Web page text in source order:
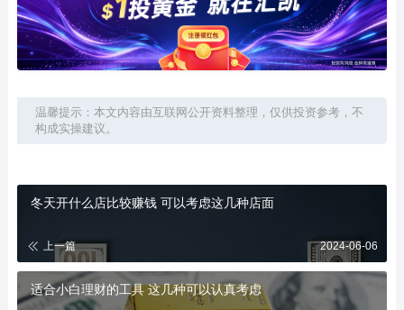
温馨提示：本文内容由互联网公开资料整理，仅供投资参考，不
构成实操建议。
冬天开什么店比较赚钱 可以考虑这几种店面
上一篇 2024-06-06
适合小白理财的工具 这几种可以认真考虑